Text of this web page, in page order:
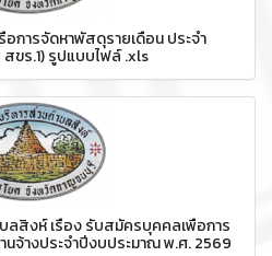
การจัดหาพัสดุรายเดือน ประจำ
ขร.1) รูปแบบไฟล์ .xls
ลสิงห์ เรื่อง รับสมัครบุคคลเพื่อการ
นจ้างประจำปีงบประมาณ พ.ศ. 2569